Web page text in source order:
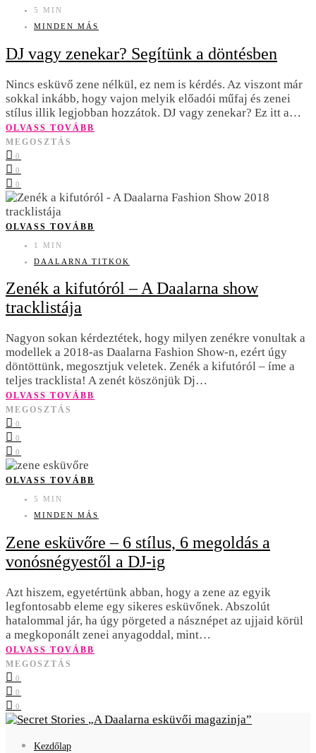
5 MIN
MINDEN MÁS
DJ vagy zenekar? Segítünk a döntésben
Nincs esküvő zene nélkül, ez nem is kérdés. Az viszont már
sokkal inkább, hogy vajon melyik előadói műfaj és zenei
stílus illik legjobban hozzátok. DJ vagy zenekar? Ez itt a…
OLVASS TOVÁBB
MEGOSZTÁS
0
0
0
OLVASS TOVÁBB
1 MIN
DAALARNA TITKOK
Zenék a kifutóról – A Daalarna show
tracklistája
Nagyon sokan kérdeztétek, hogy milyen zenékre vonultak a
modellek a 2018-as Daalarna Fashion Show-n, ezért úgy
döntöttünk, megosztjuk veletek. Zenék a kifutóról – íme a
teljes tracklista! A zenét köszönjük Dj…
OLVASS TOVÁBB
MEGOSZTÁS
0
0
0
OLVASS TOVÁBB
5 MIN
MINDEN MÁS
Zene esküvőre – 6 stílus, 6 megoldás a
vonósnégyestől a DJ-ig
Azt hiszem, egyetértünk abban, hogy a zene az egyik
legfontosabb eleme egy sikeres esküvőnek. Abszolút
hatalommal jár, ha úgy pörgeted a násznépet az ujjaid körül
a megkoponált zenei anyagoddal, mint…
OLVASS TOVÁBB
MEGOSZTÁS
0
0
0
A Daalarna esküvői magazinja
Kezdőlap